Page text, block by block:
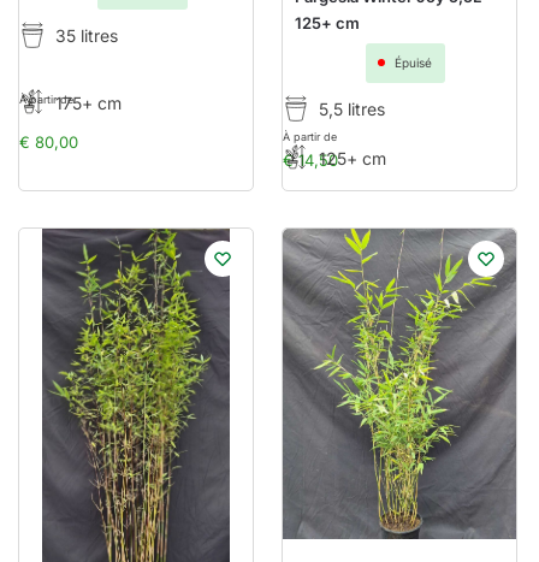
€ 80,00
À partir de
35 litres
175+ cm
125+ cm
Épuisé
€14,50
À partir de
5,5 litres
125+ cm